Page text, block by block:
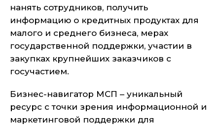
нанять сотрудников, получить
информацию о кредитных продуктах для
малого и среднего бизнеса, мерах
государственной поддержки, участии в
закупках крупнейших заказчиков с
госучастием.
Бизнес-навигатор МСП – уникальный
ресурс с точки зрения информационной и
маркетинговой поддержки для